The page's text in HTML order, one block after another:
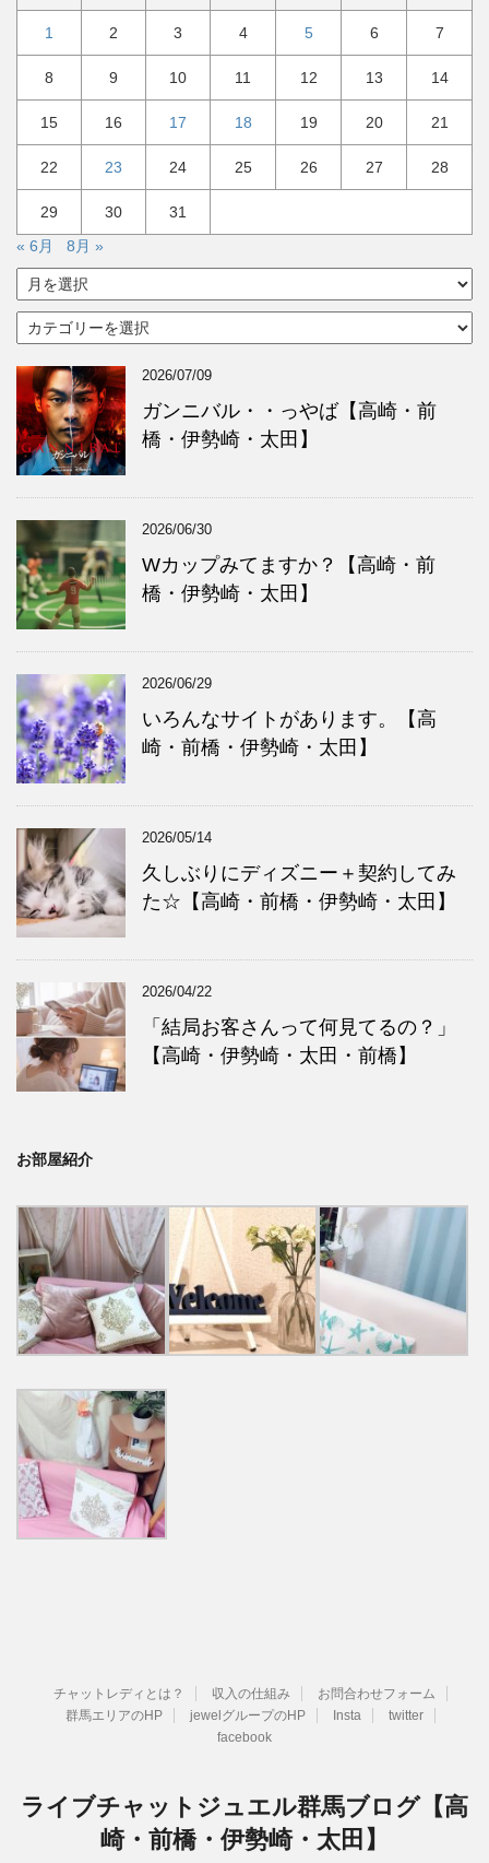
1 2 3 4 5 6 7
8 9 10 11 12 13 14
15 16 17 18 19 20 21
22 23 24 25 26 27 28
29 30
31
« 6月
8月 »
ー
カ
イ
ブ
カ
テ
ゴ
ー
2026/07/09
ガンニバル・・っやば【高崎・前
橋・伊勢崎・太田】
2026/06/30
Wカップみてますか？【高崎・前
橋・伊勢崎・太田】
2026/06/29
いろんなサイトがあります。【高
崎・前橋・伊勢崎・太田】
2026/05/14
久しぶりにディズニー＋契約してみ
た☆【高崎・前橋・伊勢崎・太田】
2026/04/22
「結局お客さんって何見てるの？」
【高崎・伊勢崎・太田・前橋】
お部屋紹介
チャットレディとは？ 収入の仕組み
お問合わせフォーム
群馬エリアのHP
jewelグループのHP Insta
twitter
facebook
ライブチャットジュエル群馬ブログ【高
崎・前橋・伊勢崎・太田】